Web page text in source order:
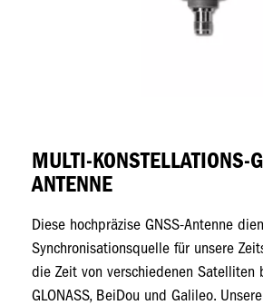
MULTI-KONSTELLATIONS-
ANTENNE
Diese hochpräzise GNSS-Antenne
Synchronisationsquelle für unsere
die Zeit von verschiedenen Satelliten
GLONASS, BeiDou und Galileo.